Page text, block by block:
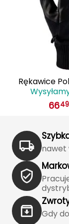
LEATT
LOOP
LOOP WALK
Rękawice
Dorosłych
GWS6649
nawet
Gdy